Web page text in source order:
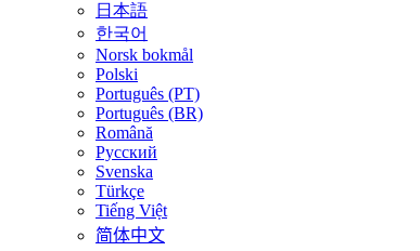
日本語
한국어
Norsk bokmål
Polski
Português (PT)
Português (BR)
Română
Русский
Svenska
Türkçe
Tiếng Việt
简体中文